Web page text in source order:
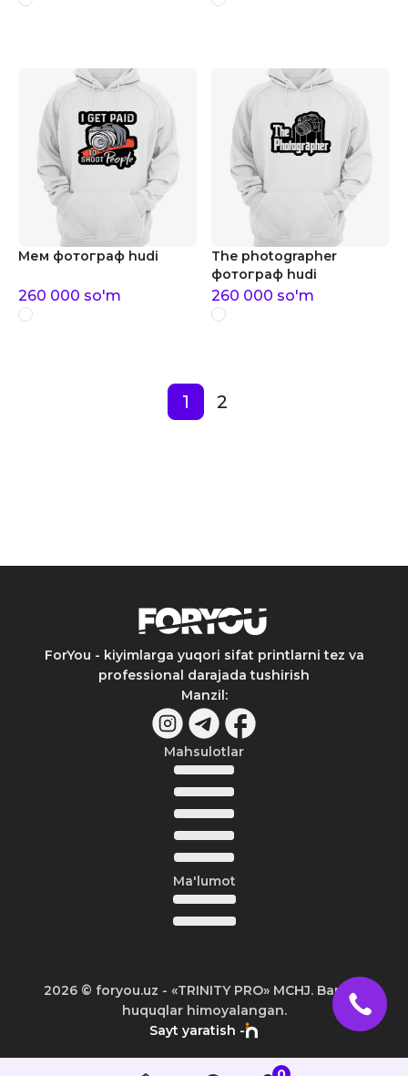
Мем фотограф hudi
260 000 so'm
The photographer
фотограф hudi
260 000 so'm
1 2
ForYou - kiyimlarga yuqori sifat printlarni tez va
professional darajada tushirish
Manzil:
Mahsulotlar
Ma'lumot
2026© foryou.uz - «TRINITY PRO» MCHJ. Barcha
huquqlar himoyalangan.
Sayt yaratish -